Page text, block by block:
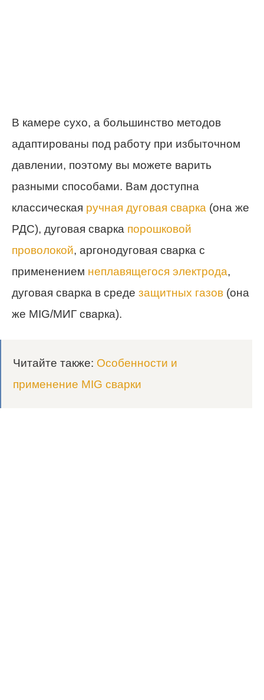
В камере сухо, а большинство методов
адаптированы под работу при избыточном
давлении, поэтому вы можете варить
разными способами. Вам доступна
классическая ручная дуговая сварка (она же
РДС), дуговая сварка порошковой
проволокой, аргонодуговая сварка с
применением неплавящегося электрода,
дуговая сварка в среде защитных газов (она
же MIG/МИГ сварка).
Читайте также: Особенности и
применение MIG сварки